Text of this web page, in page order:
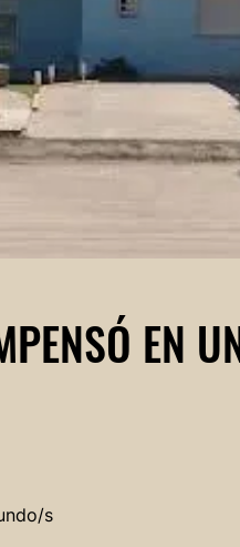
EN
s